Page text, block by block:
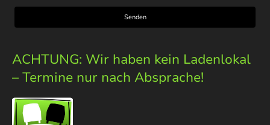
Senden
ACHTUNG: Wir haben kein Ladenlokal
– Termine nur nach Absprache!